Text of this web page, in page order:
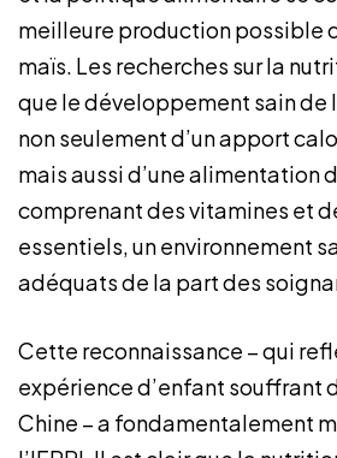
meilleure production possible
maïs. Les recherches sur la
que le développement sain de
non seulement d’un apport
mais aussi d’une alimentation
comprenant des vitamines et
essentiels, un environnement
adéquats de la part des
Cette reconnaissance – qui
expérience d’enfant souffrant
Chine – a fondamentalement